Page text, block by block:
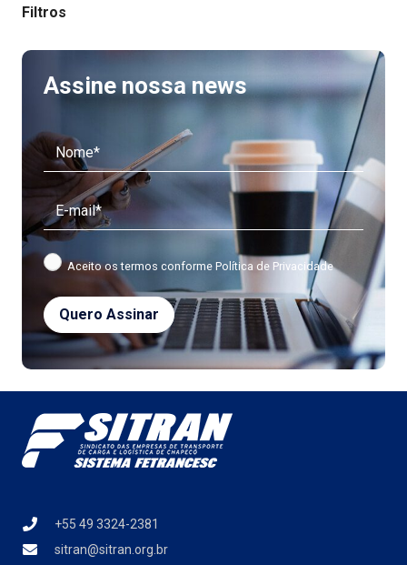
Filtros
Assine nossa news
Aceito os termos conforme Política de Privacidade
+55 49 3324-2381
sitran@sitran.org.br